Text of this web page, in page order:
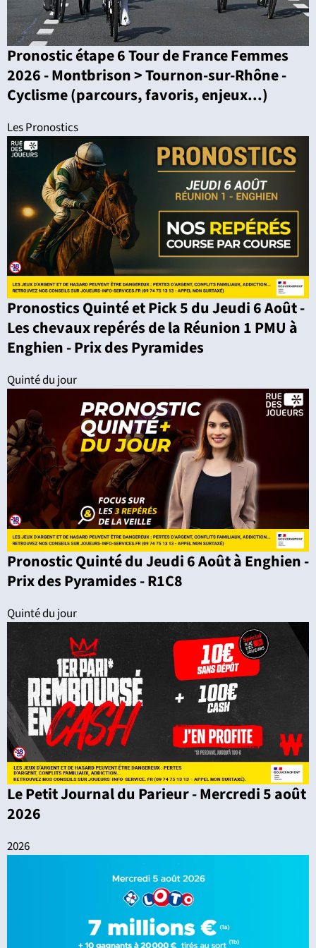
Pronostic étape 6 Tour de France Femmes
2026 - Montbrison > Tournon-sur-Rhône -
Cyclisme (parcours, favoris, enjeux...)
Les Pronostics
Pronostics Quinté et Pick 5 du Jeudi 6 Août -
Les chevaux repérés de la Réunion 1 PMU à
Enghien - Prix des Pyramides
Quinté du jour
Pronostic Quinté du Jeudi 6 Août à Enghien -
Prix des Pyramides - R1C8
Quinté du jour
Le Petit Journal du Parieur - Mercredi 5 août
2026
2026